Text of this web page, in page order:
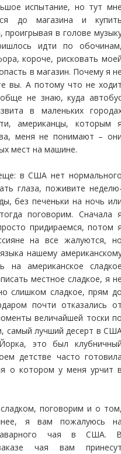
испытание, но тут
до магазина и
в голове
идти по
короче, рисковать
в магазин. Почему я
вы. А потому что не
не знаю, куда
в маленьких
американцы, которым
меня не понимают –
мест на машине.
в США нет
глаза, поживите
без печеньки на ночь
поговорим. Сначала
придираемся, потом
на все жалуются,
нашему
на американское
местное сладкое, я
слишком сладкое, прям
почти отказались
величайшей тоски
самый лучший десерт в
это был
детстве часто
о котором у меня урчит
поговорим и о
я вам пожалуюсь
заварного чая в США.
чая вам